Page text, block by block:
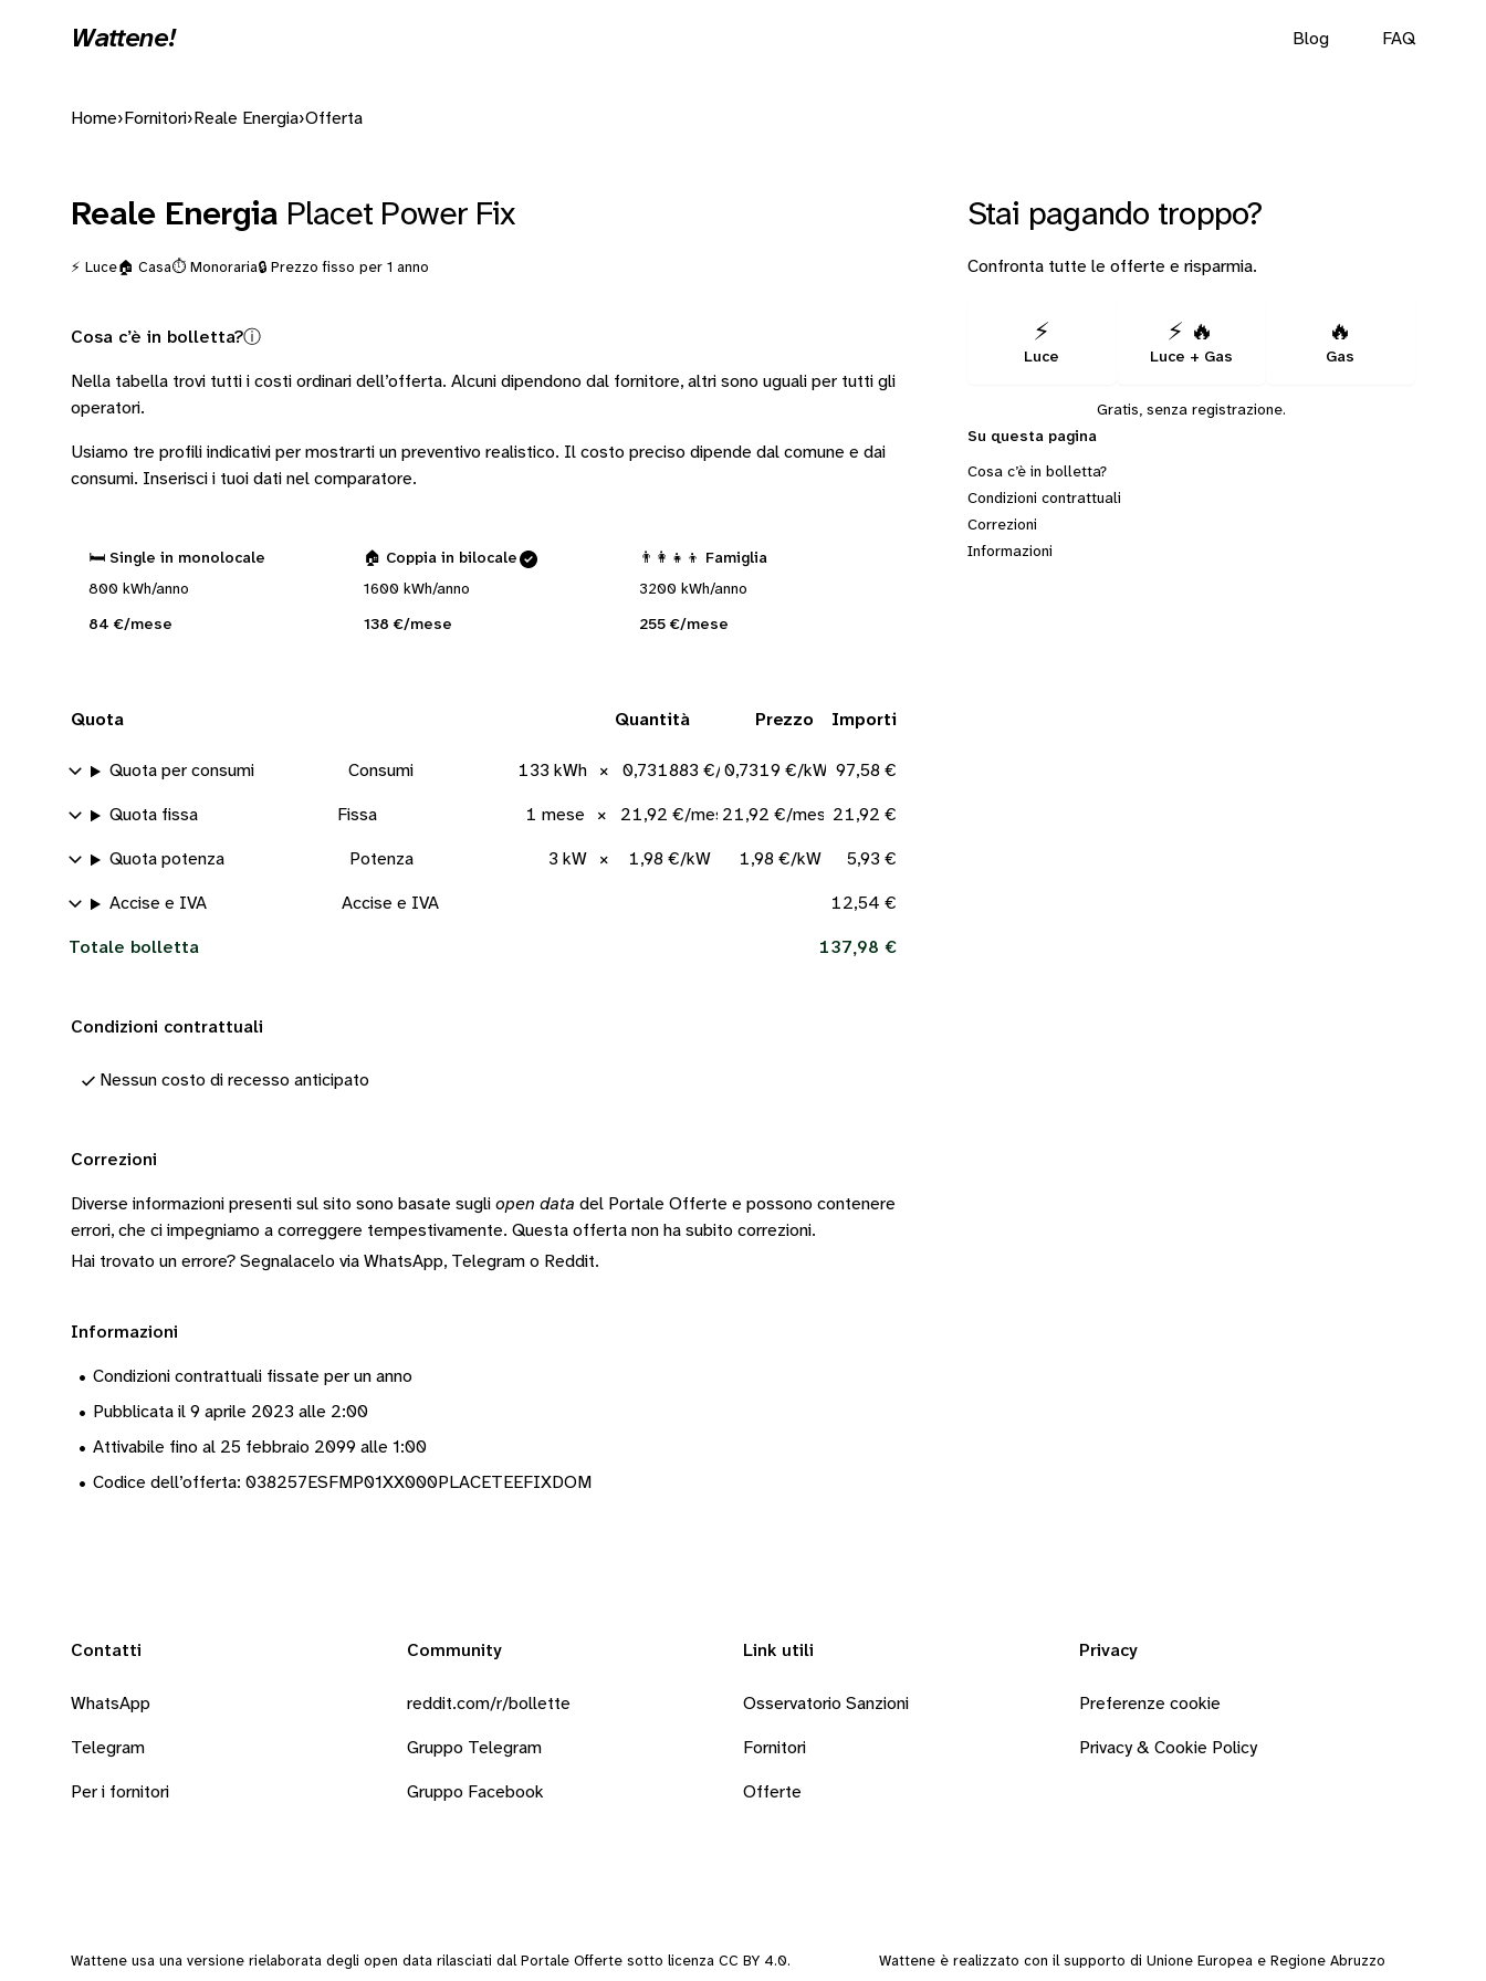
Wattene! Blog FAQ
Home› Fornitori› Reale Energia›Offerta
Reale Energia Placet Power Fix
⚡ Luce🏠 Casa⏱️ Monoraria🔒 Prezzo fisso per 1 anno
Cosa c’è in bolletta?ⓘ
Nella tabella trovi tutti i costi ordinari dell’offerta. Alcuni dipendono dal fornitore, altri sono uguali per tutti gli
operatori.
Usiamo tre profili indicativi per mostrarti un preventivo realistico. Il costo preciso dipende dal comune e dai
consumi. Inserisci i tuoi dati nel comparatore.
🛏️ Single in monolocale
800 kWh/anno
84 €/mese
🏠 Coppia in bilocale
1600 kWh/anno
138 €/mese
👨‍👩‍👧‍👦 Famiglia
3200 kWh/anno
255 €/mese
Quota Quantità Prezzo Importi
Quota per consumi Consumi 133 kWh × 0,731883 €/kWh0,7319 €/kWh97,58 €
Quota fissa Fissa 1 mese × 21,92 €/mese21,92 €/mese21,92 €
Quota potenza Potenza 3 kW × 1,98 €/kW 1,98 €/kW 5,93 €
Accise e IVA Accise e IVA 12,54 €
Totale bolletta 137,98 €
Condizioni contrattuali
Nessun costo di recesso anticipato
Correzioni
Diverse informazioni presenti sul sito sono basate sugli open data del Portale Offerte e possono contenere
errori, che ci impegniamo a correggere tempestivamente. Questa offerta non ha subito correzioni.
Hai trovato un errore? Segnalacelo via WhatsApp, Telegram o Reddit.
Informazioni
• Condizioni contrattuali fissate per un anno
• Pubblicata il 9 aprile 2023 alle 2:00
• Attivabile fino al 25 febbraio 2099 alle 1:00
• Codice dell’offerta: 038257ESFMP01XX000PLACETEEFIXDOM
Stai pagando troppo?
Confronta tutte le offerte e risparmia.
⚡
Luce
⚡ 🔥
Luce + Gas
🔥
Gas
Gratis, senza registrazione.
Su questa pagina
Cosa c’è in bolletta?
Condizioni contrattuali
Correzioni
Informazioni
Contatti
WhatsApp
Telegram
Per i fornitori
Community
reddit.com/r/bollette
Gruppo Telegram
Gruppo Facebook
Link utili
Osservatorio Sanzioni
Fornitori
Offerte
Privacy
Preferenze cookie
Privacy & Cookie Policy
Wattene usa una versione rielaborata degli open data rilasciati dal Portale Offerte sotto licenza CC BY 4.0.
Wattene è realizzato con il supporto di Unione Europea e Regione Abruzzo